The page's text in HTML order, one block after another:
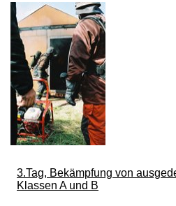
3.Tag, Bekämpfung von
Klassen A und B